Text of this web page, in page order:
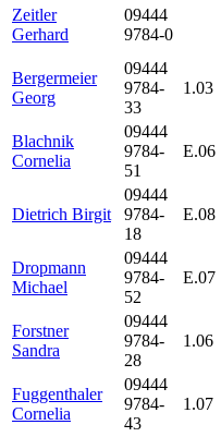
Zeitler
Gerhard
09444
9784-0
Bergermeier
Georg
09444
9784-
33
1.03
Blachnik
Cornelia
09444
9784-
51
E.06
Dietrich Birgit
09444
9784-
18
E.08
Dropmann
Michael
09444
9784-
52
E.07
Forstner
Sandra
09444
9784-
28
1.06
Fuggenthaler
Cornelia
09444
9784-
43
1.07